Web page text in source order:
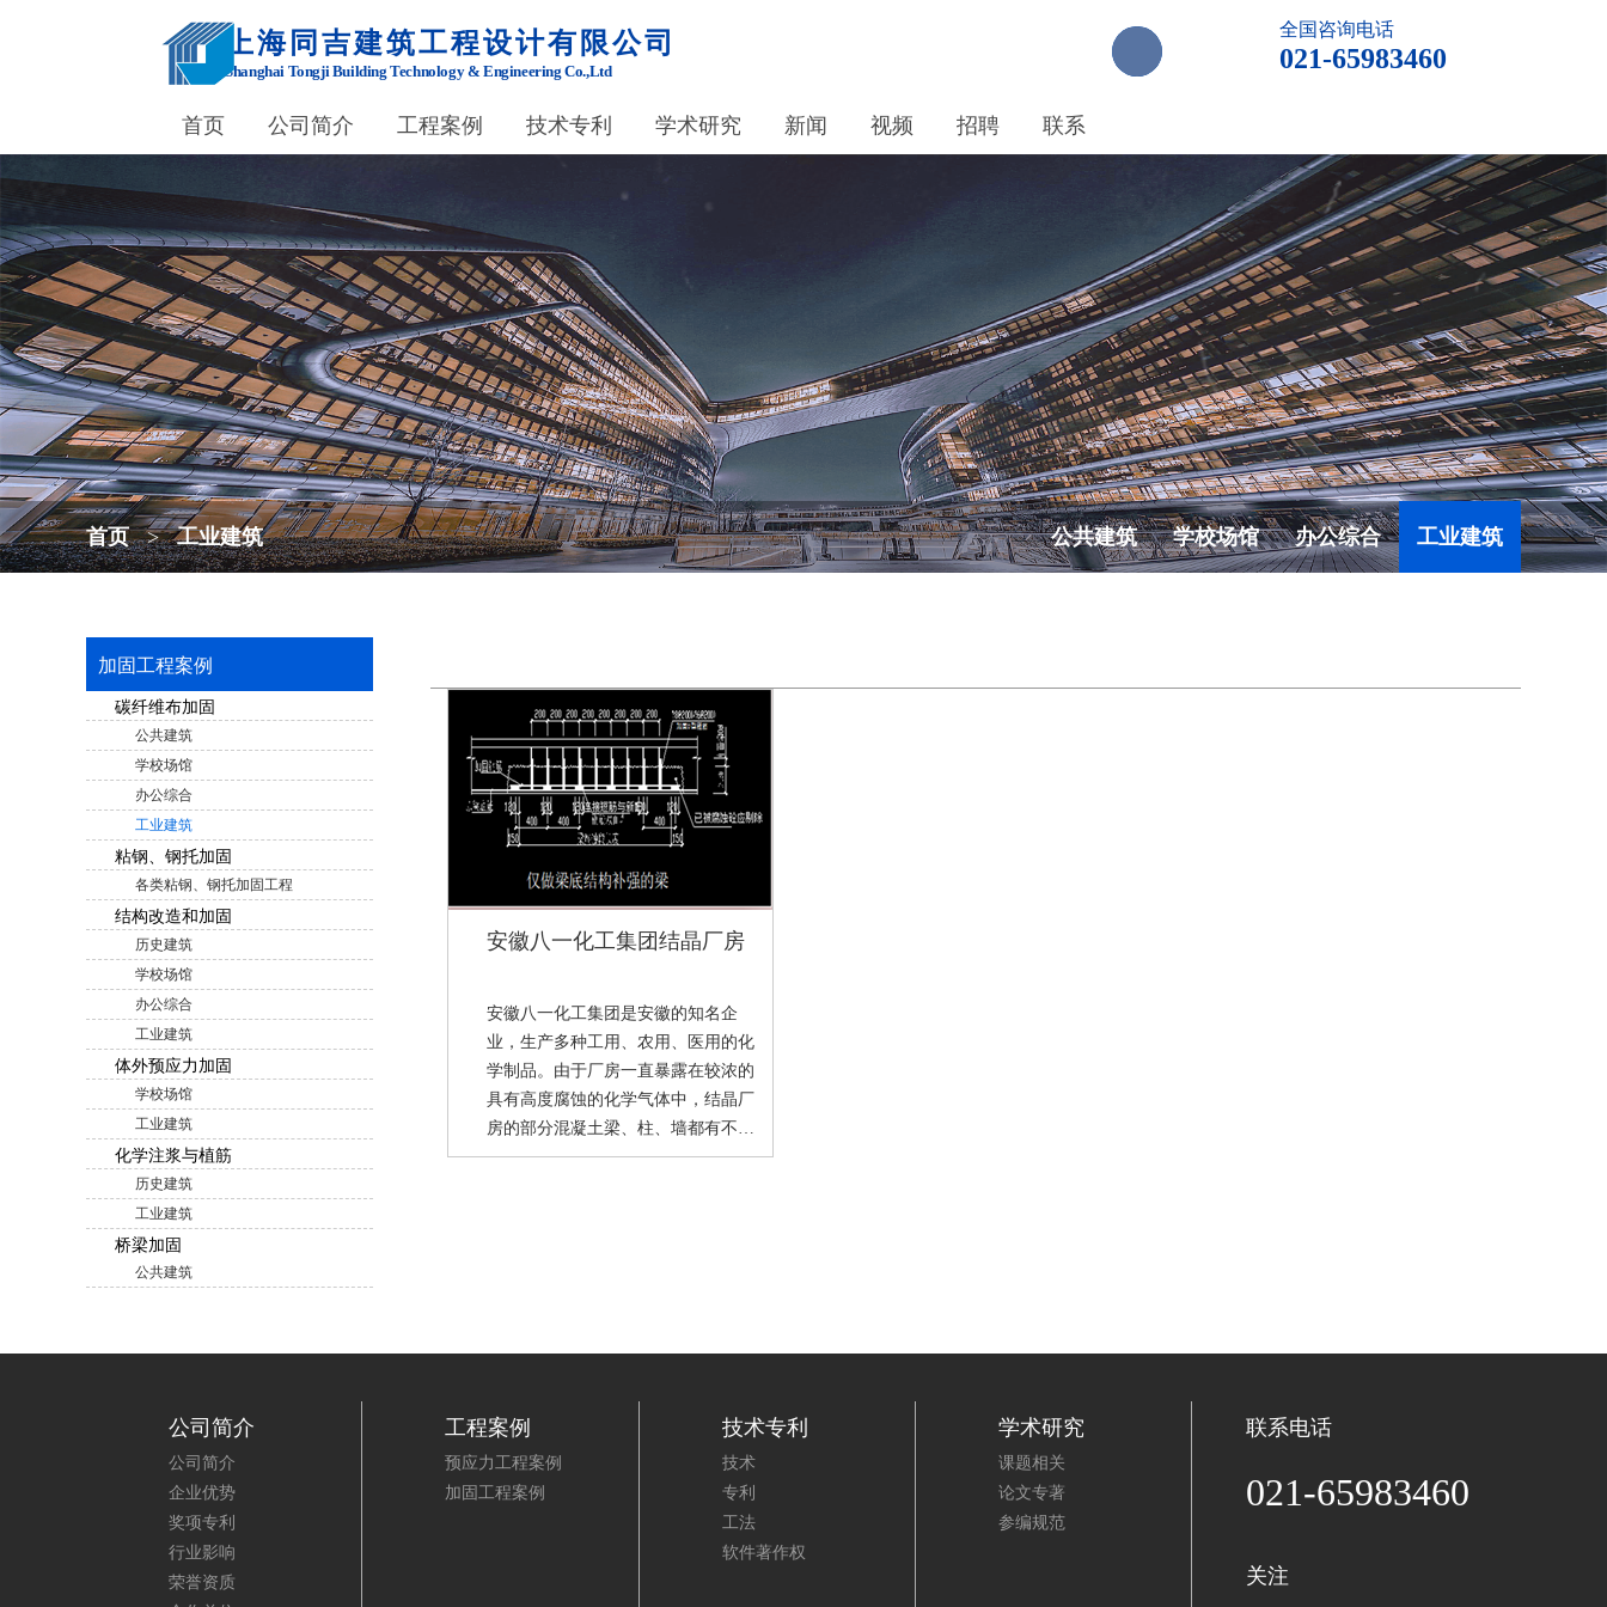
上海同吉建筑工程设计有限公司
Shanghai Tongji Building Technology & Engineering Co.,Ltd
全国咨询电话
021-65983460
首页 公司简介 工程案例 技术专利 学术研究 新闻 视频 招聘 联系
首页 > 工业建筑 公共建筑 学校场馆 办公综合 工业建筑
加固工程案例
碳纤维布加固
公共建筑
学校场馆
办公综合
工业建筑
粘钢、钢托加固
各类粘钢、钢托加固工程
结构改造和加固
历史建筑
学校场馆
办公综合
工业建筑
体外预应力加固
学校场馆
工业建筑
化学注浆与植筋
历史建筑
工业建筑
桥梁加固
公共建筑
安徽八一化工集团结晶厂房
安徽八一化工集团是安徽的知名企
业，生产多种工用、农用、医用的化
学制品。由于厂房一直暴露在较浓的
具有高度腐蚀的化学气体中，结晶厂
房的部分混凝土梁、柱、墙都有不同
程度地被腐蚀的现象。我公司承接了
用化学注浆把墙体上的裂缝弥补起
间短。
公司简介
公司简介
企业优势
奖项专利
行业影响
荣誉资质
工程案例
预应力工程案例
加固工程案例
技术专利
技术
专利
工法
软件著作权
学术研究
课题相关
论文专著
参编规范
联系电话
021-65983460
关注